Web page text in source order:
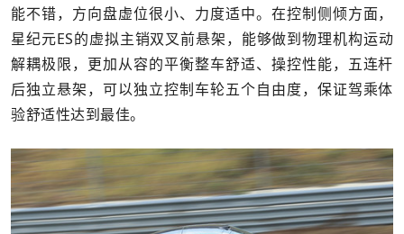
能不错，方向盘虚位很小、力度适中。在控制侧倾方面，
星纪元ES的虚拟主销双叉前悬架，能够做到物理机构运动
解耦极限，更加从容的平衡整车舒适、操控性能，五连杆
后独立悬架，可以独立控制车轮五个自由度，保证驾乘体
验舒适性达到最佳。